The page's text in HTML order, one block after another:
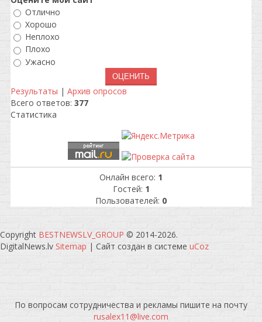
Отлично
Хорошо
Неплохо
Плохо
Ужасно
Результаты | Архив опросов
Всего ответов: 377
Статистика
Онлайн всего: 1
Гостей: 1
Пользователей: 0
Copyright BESTNEWSLV_GROUP © 2014-2026.
DigitalNews.lv Sitemap | Сайт создан в системе uCoz
По вопросам сотрудничества и рекламы пишите на почту
rusalex11@live.com